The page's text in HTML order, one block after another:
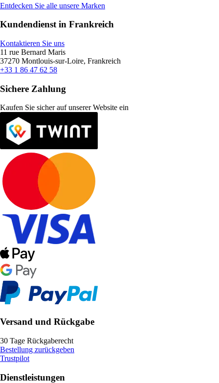
Entdecken Sie alle unsere Marken
Kundendienst in Frankreich
Kontaktieren Sie uns
11 rue Bernard Maris
37270 Montlouis-sur-Loire, Frankreich
+33 1 86 47 62 58
Sichere Zahlung
Kaufen Sie sicher auf unserer Website ein
Versand und Rückgabe
30 Tage Rückgaberecht
Bestellung zurückgeben
Trustpilot
Dienstleistungen